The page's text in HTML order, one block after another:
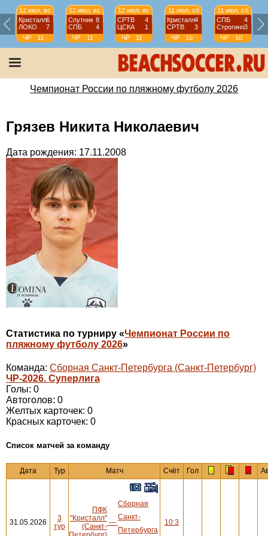
12 июл, вс
Кристалл6
ЛОКО
7
ЧР
11
тур
12 июл, вс
Спутник 8
СПБ
4
ЧР
11
тур
12 июл, вс
СРТВ
4
ЦСКА
1
ЧР
11
тур
11 июл, сб
Кристалл4
СРТВ
3
ЧР
10
тур
11 июл, сб
СПБ
4
Строгино3
ЧР
10
тур
Чемпионат России по пляжному футболу 2026
Грязев Никита Николаевич
Дата рождения: 17.11.2008
Статистика по турниру «Чемпионат России по
пляжному футболу 2026»
Команда: Сборная Санкт-Петербурга (Санкт-Петербург)
ЧР-2026. Суперлига
Голы: 0
Автоголов: 0
Желтых карточек: 0
Красных карточек: 0
Cписок матчей за команду
Дата Тур Матч Счёт Гол
31.05.2026
3
тур
ПФК
"Кристалл"
(Санкт- —
Сборная
Санкт-
Петербурга
10:3